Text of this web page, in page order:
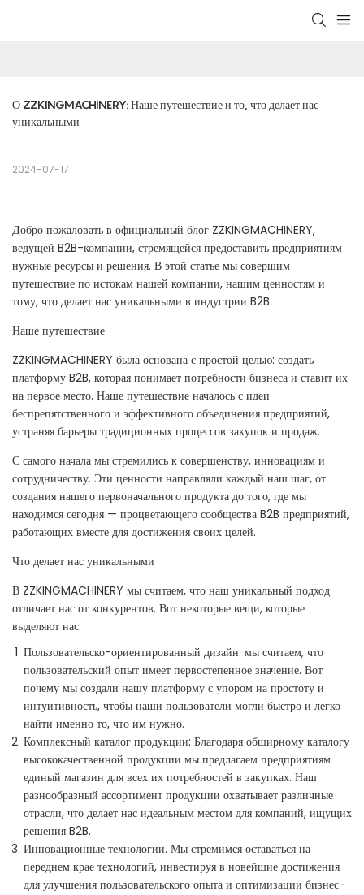
О ZZKINGMACHINERY: Наше путешествие и то, что делает нас
уникальными
2024-07-17
Добро пожаловать в официальный блог ZZKINGMACHINERY,
ведущей B2B-компании, стремящейся предоставить предприятиям
нужные ресурсы и решения. В этой статье мы совершим
путешествие по истокам нашей компании, нашим ценностям и
тому, что делает нас уникальными в индустрии B2B.
Наше путешествие
ZZKINGMACHINERY была основана с простой целью: создать
платформу B2B, которая понимает потребности бизнеса и ставит их
на первое место. Наше путешествие началось с идеи
беспрепятственного и эффективного объединения предприятий,
устраняя барьеры традиционных процессов закупок и продаж.
С самого начала мы стремились к совершенству, инновациям и
сотрудничеству. Эти ценности направляли каждый наш шаг, от
создания нашего первоначального продукта до того, где мы
находимся сегодня — процветающего сообщества B2B предприятий,
работающих вместе для достижения своих целей.
Что делает нас уникальными
В ZZKINGMACHINERY мы считаем, что наш уникальный подход
отличает нас от конкурентов. Вот некоторые вещи, которые
выделяют нас:
Пользовательско-ориентированный дизайн: мы считаем, что
пользовательский опыт имеет первостепенное значение. Вот
почему мы создали нашу платформу с упором на простоту и
интуитивность, чтобы наши пользователи могли быстро и легко
найти именно то, что им нужно.
Комплексный каталог продукции: Благодаря обширному каталогу
высококачественной продукции мы предлагаем предприятиям
единый магазин для всех их потребностей в закупках. Наш
разнообразный ассортимент продукции охватывает различные
отрасли, что делает нас идеальным местом для компаний, ищущих
решения B2B.
Инновационные технологии. Мы стремимся оставаться на
переднем крае технологий, инвестируя в новейшие достижения
для улучшения пользовательского опыта и оптимизации бизнес-